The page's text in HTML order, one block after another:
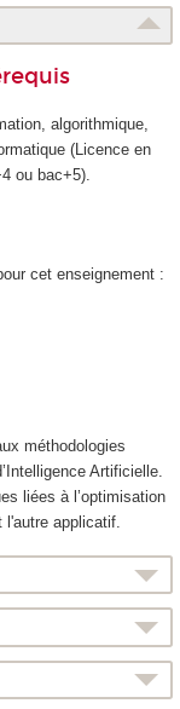
algorithmique,
(Licence en
ou bac+5).
cet enseignement :
méthodologies
Artificielle.
liées à l’optimisation
applicatif.